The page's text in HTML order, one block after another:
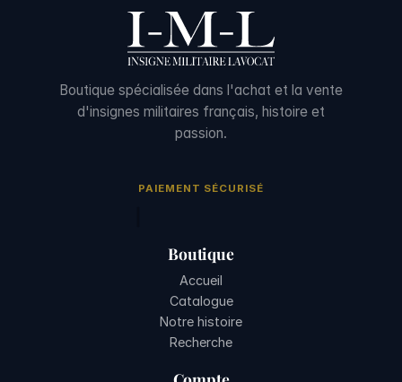
Boutique spécialisée dans l'achat et la vente
d'insignes militaires français, histoire et
passion.
PAIEMENT SÉCURISÉ
Boutique
Accueil
Catalogue
Notre histoire
Recherche